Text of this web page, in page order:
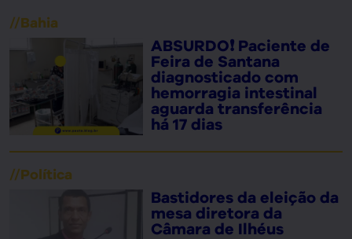
//Bahia
ABSURDO❗ Paciente de
Feira de Santana
diagnosticado com
hemorragia intestinal
aguarda transferência
há 17 dias
//Política
Bastidores da eleição da
mesa diretora da
Câmara de Ilhéus